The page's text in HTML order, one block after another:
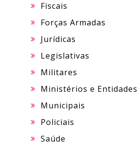
Fiscais
Forças Armadas
Jurídicas
Legislativas
Militares
Ministérios e Entidades
Municipais
Policiais
Saúde